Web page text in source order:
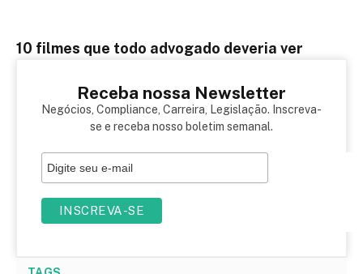
10 filmes que todo advogado deveria ver
Receba nossa Newsletter
Negócios, Compliance, Carreira, Legislação. Inscreva-
se e receba nosso boletim semanal.